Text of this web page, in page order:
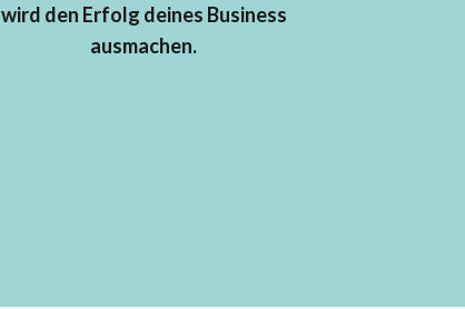
wird den Erfolg deines Business
ausmachen.